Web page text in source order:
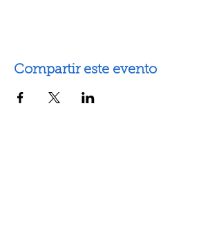
Compartir este evento